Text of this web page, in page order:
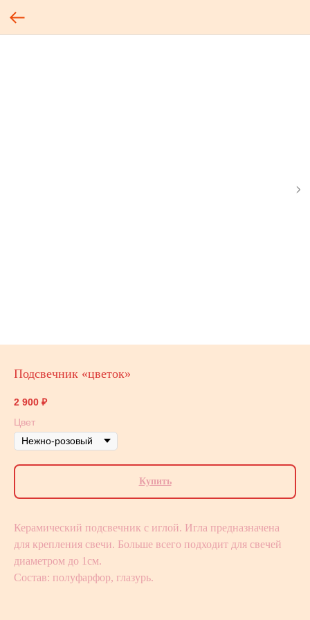
Подсвечник «цветок»
2 900 ₽
Цвет
Купить
Керамический подсвечник с иглой. Игла предназначена
для крепления свечи. Больше всего подходит для свечей
диаметром до 1см.
Состав: полуфарфор, глазурь.